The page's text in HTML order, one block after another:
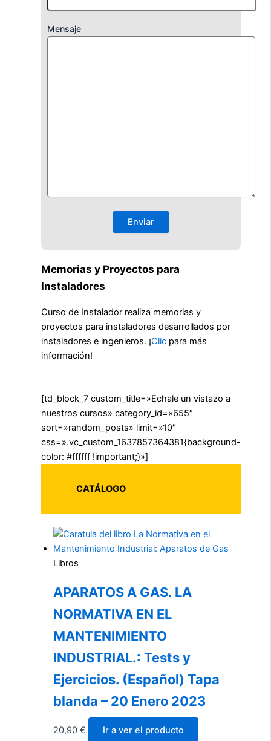
Mensaje
Memorias y Proyectos para
Instaladores
Curso de Instalador realiza memorias y
proyectos para instaladores desarrollados por
instaladores e ingenieros. ¡Clic para más
información!
[td_block_7 custom_title=»Echale un vistazo a
nuestros cursos» category_id=»655″
sort=»random_posts» limit=»10″
css=».vc_custom_1637857364381{background-
color: #ffffff !important;}»]
CATÁLOGO
Libros
APARATOS A GAS. LA
NORMATIVA EN EL
MANTENIMIENTO
INDUSTRIAL.: Tests y
Ejercicios. (Español) Tapa
blanda – 20 Enero 2023
20,90 € Ir a ver el producto